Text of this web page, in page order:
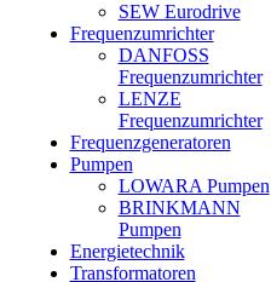
SEW Eurodrive
Frequenzumrichter
DANFOSS
Frequenzumrichter
LENZE
Frequenzumrichter
Frequenzgeneratoren
Pumpen
LOWARA Pumpen
BRINKMANN
Pumpen
Energietechnik
Transformatoren